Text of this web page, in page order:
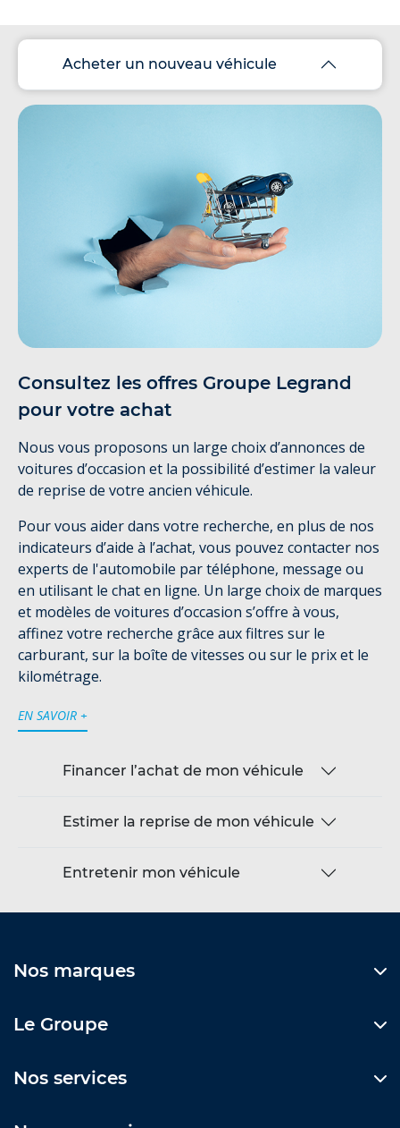
Acheter un nouveau véhicule
Consultez les offres Groupe Legrand
pour votre achat
Nous vous proposons un large choix d’annonces de
voitures d’occasion et la possibilité d’estimer la valeur
de reprise de votre ancien véhicule.
Pour vous aider dans votre recherche, en plus de nos
indicateurs d’aide à l’achat, vous pouvez contacter nos
experts de l'automobile par téléphone, message ou
en utilisant le chat en ligne. Un large choix de marques
et modèles de voitures d’occasion s’offre à vous,
affinez votre recherche grâce aux filtres sur le
carburant, sur la boîte de vitesses ou sur le prix et le
kilométrage.
EN SAVOIR +
Financer l’achat de mon véhicule
Estimer la reprise de mon véhicule
Entretenir mon véhicule
Nos marques
Le Groupe
Nos services